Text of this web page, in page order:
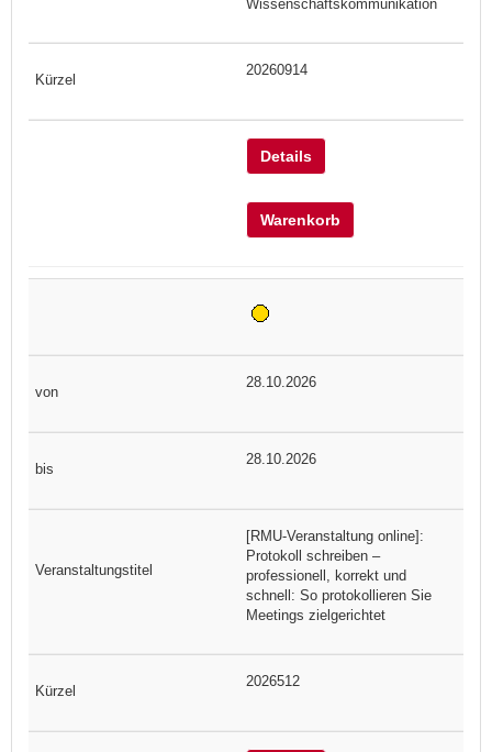
Wissenschaftskommunikation
20260914
Details
Warenkorb
28.10.2026
28.10.2026
[RMU-Veranstaltung online]:
Protokoll schreiben –
professionell, korrekt und
schnell: So protokollieren Sie
Meetings zielgerichtet
2026512